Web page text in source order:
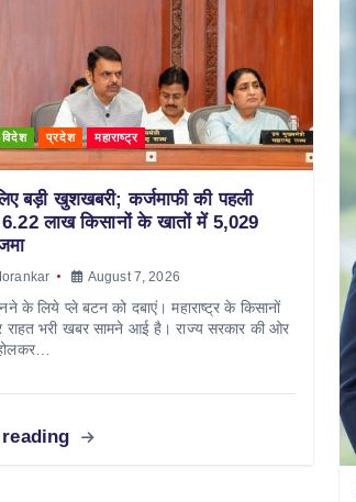
प्रदेश महाराष्ट्र
बड़ी खुशखबरी; कर्जमाफी की पहली
6.22 लाख किसानों के खातों में 5,029
August 7, 2026
के लिये प्ले बटन को दबाएं। महाराष्ट्र के किसानों
भरी खबर सामने आई है। राज्य सरकार की ओर